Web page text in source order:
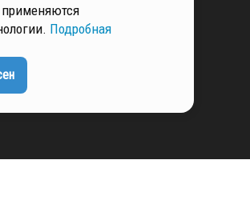
применяются
Подробная